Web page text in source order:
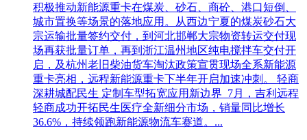
积极推动新能源重卡在煤炭、砂石、商砼、港口短倒、
城市置换等场景的落地应用。从西边宁夏的煤炭砂石大
宗运输批量签约交付，到河北邯郸大宗物资转运交付现
场再获批量订单，再到浙江温州地区纯电搅拌车交付开
启，及杭州老旧柴油货车淘汰政策宣贯现场全系新能源
重卡亮相，远程新能源重卡下半年开启加速冲刺。 轻商
深耕城配民生 定制车型拓宽应用新边界 7月，吉利远程
轻商成功开拓民生医疗全新细分市场，销量同比增长
36.6%，持续领跑新能源物流车赛道。...